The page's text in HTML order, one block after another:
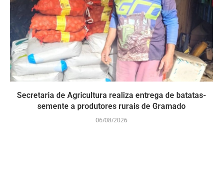
Secretaria de Agricultura realiza entrega de batatas-
semente a produtores rurais de Gramado
06/08/2026